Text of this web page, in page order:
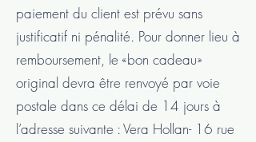
paiement du client est prévu sans
justificatif ni pénalité. Pour donner lieu à
remboursement, le «bon cadeau»
original devra être renvoyé par voie
postale dans ce délai de 14 jours à
l’adresse suivante : Vera Hollan- 16 rue